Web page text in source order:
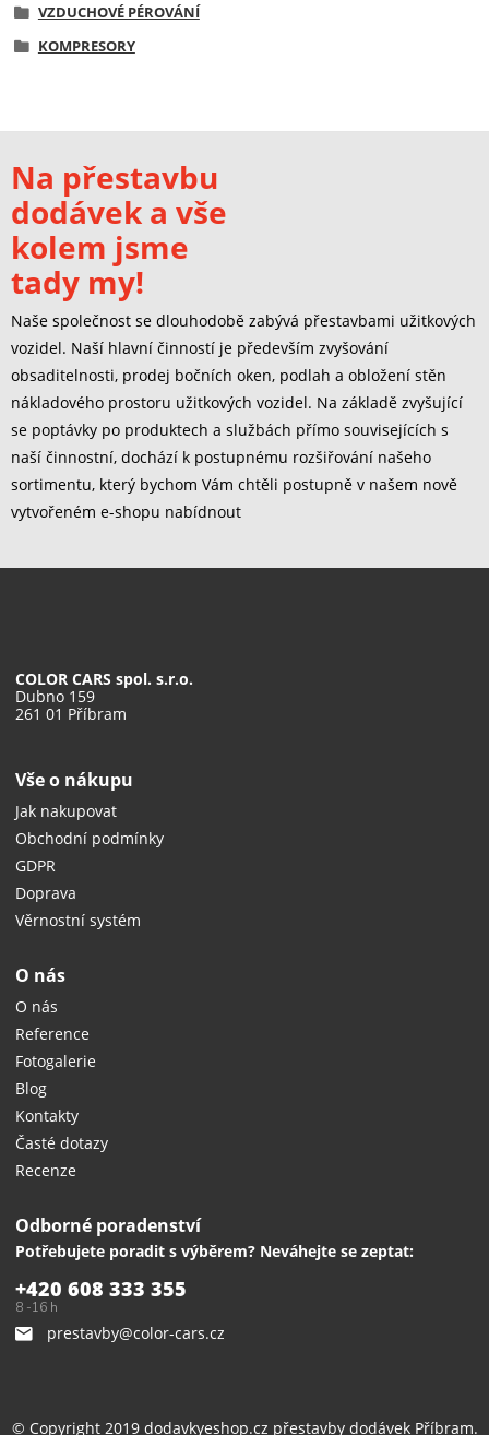
VZDUCHOVÉ PÉROVÁNÍ
KOMPRESORY
Na přestavbu
dodávek a vše
kolem jsme
tady my!
Naše společnost se dlouhodobě zabývá přestavbami užitkových
vozidel. Naší hlavní činností je především zvyšování
obsaditelnosti, prodej bočních oken, podlah a obložení stěn
nákladového prostoru užitkových vozidel. Na základě zvyšující
se poptávky po produktech a službách přímo souvisejících s
naší činnostní, dochází k postupnému rozšiřování našeho
sortimentu, který bychom Vám chtěli postupně v našem nově
vytvořeném e-shopu nabídnout
COLOR CARS spol. s.r.o.
Dubno 159
261 01 Příbram
Vše o nákupu
Jak nakupovat
Obchodní podmínky
GDPR
Doprava
Věrnostní systém
O nás
O nás
Reference
Fotogalerie
Blog
Kontakty
Časté dotazy
Recenze
Odborné poradenství
Potřebujete poradit s výběrem? Neváhejte se zeptat:
+420 608 333 355
8 -16 h
prestavby@color-cars.cz
© Copyright 2019 dodavkyeshop.cz přestavby dodávekPříbram.